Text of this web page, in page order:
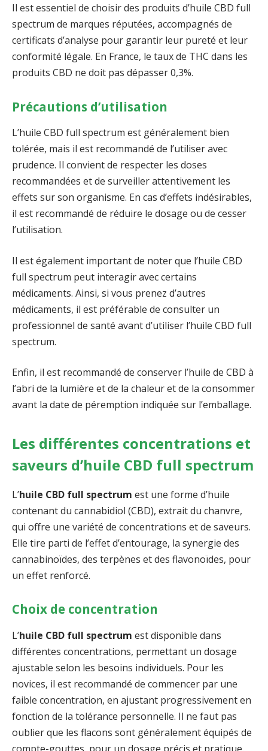
Il est essentiel de choisir des produits d’huile CBD full
spectrum de marques réputées, accompagnés de
certificats d’analyse pour garantir leur pureté et leur
conformité légale. En France, le taux de THC dans les
produits CBD ne doit pas dépasser 0,3%.
Précautions d’utilisation
L’huile CBD full spectrum est généralement bien
tolérée, mais il est recommandé de l’utiliser avec
prudence. Il convient de respecter les doses
recommandées et de surveiller attentivement les
effets sur son organisme. En cas d’effets indésirables,
il est recommandé de réduire le dosage ou de cesser
l’utilisation.
Il est également important de noter que l’huile CBD
full spectrum peut interagir avec certains
médicaments. Ainsi, si vous prenez d’autres
médicaments, il est préférable de consulter un
professionnel de santé avant d’utiliser l’huile CBD full
spectrum.
Enfin, il est recommandé de conserver l’huile de CBD à
l’abri de la lumière et de la chaleur et de la consommer
avant la date de péremption indiquée sur l’emballage.
Les différentes concentrations et
saveurs d’huile CBD full spectrum
L’huile CBD full spectrum est une forme d’huile
contenant du cannabidiol (CBD), extrait du chanvre,
qui offre une variété de concentrations et de saveurs.
Elle tire parti de l’effet d’entourage, la synergie des
cannabinoïdes, des terpènes et des flavonoïdes, pour
un effet renforcé.
Choix de concentration
L’huile CBD full spectrum est disponible dans
différentes concentrations, permettant un dosage
ajustable selon les besoins individuels. Pour les
novices, il est recommandé de commencer par une
faible concentration, en ajustant progressivement en
fonction de la tolérance personnelle. Il ne faut pas
oublier que les flacons sont généralement équipés de